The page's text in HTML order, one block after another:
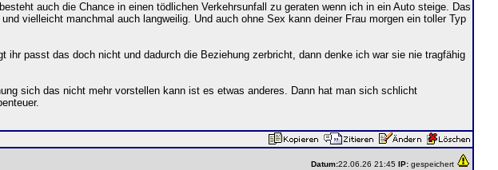
auch die Chance in einen tödlichen Verkehrsunfall zu geraten wenn ich in ein Auto steige. Das
vielleicht manchmal auch langweilig. Und auch ohne Sex kann deiner Frau morgen ein toller Typ
passt das doch nicht und dadurch die Beziehung zerbricht, dann denke ich war sie nie tragfähig
sich das nicht mehr vorstellen kann ist es etwas anderes. Dann hat man sich schlicht
Datum:22.06.26 21:45 IP: gespeichert